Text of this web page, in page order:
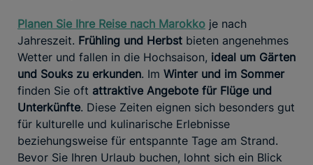
Planen Sie Ihre Reise nach Marokko je nach
Jahreszeit. Frühling und Herbst bieten angenehmes
Wetter und fallen in die Hochsaison, ideal um Gärten
und Souks zu erkunden. Im Winter und im Sommer
finden Sie oft attraktive Angebote für Flüge und
Unterkünfte. Diese Zeiten eignen sich besonders gut
für kulturelle und kulinarische Erlebnisse
beziehungsweise für entspannte Tage am Strand.
Bevor Sie Ihren Urlaub buchen, lohnt sich ein Blick